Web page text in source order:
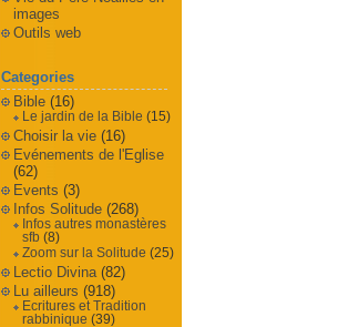
images
Outils web
Categories
Bible(16)
Le jardin de la Bible (15)
Choisir la vie(16)
Evénements de l'Eglise
(62)
Events (3)
Infos Solitude(268)
Infos autres monastères
sfb(8)
Zoom sur la Solitude (25)
Lectio Divina(82)
Lu ailleurs (918)
Ecritures et Tradition
rabbinique (39)